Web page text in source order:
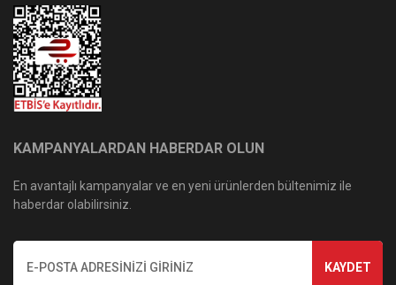
KAMPANYALARDAN HABERDAR OLUN
En avantajlı kampanyalar ve en yeni ürünlerden bültenimiz ile
haberdar olabilirsiniz.
KAYDET